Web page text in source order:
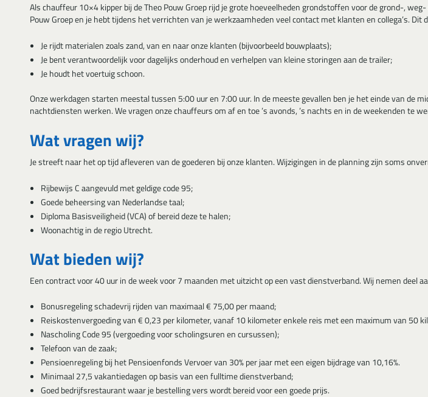
Als chauffeur 10×4 kipper bij de Theo Pouw Groep rijd je grote hoeveelheden grondstoffen voor de grond-,
Pouw Groep en je hebt tijdens het verrichten van je werkzaamheden veel contact met klanten en collega’s. Dit
Je rijdt materialen zoals zand, van en naar onze klanten (bijvoorbeeld bouwplaats);
Je bent verantwoordelijk voor dagelijks onderhoud en verhelpen van kleine storingen aan de trailer;
Je houdt het voertuig schoon.
Onze werkdagen starten meestal tussen 5:00 uur en 7:00 uur. In de meeste gevallen ben je het einde van de
nachtdiensten werken. We vragen onze chauffeurs om af en toe ’s avonds, ’s nachts en in de weekenden te
Wat vragen wij?
Je streeft naar het op tijd afleveren van de goederen bij onze klanten. Wijzigingen in de planning zijn soms
Rijbewijs C aangevuld met geldige code 95;
Goede beheersing van Nederlandse taal;
Diploma Basisveiligheid (VCA) of bereid deze te halen;
Woonachtig in de regio Utrecht.
Wat bieden wij?
Een contract voor 40 uur in de week voor 7 maanden met uitzicht op een vast dienstverband. Wij nemen deel
Bonusregeling schadevrij rijden van maximaal € 75,00 per maand;
Reiskostenvergoeding van € 0,23 per kilometer, vanaf 10 kilometer enkele reis met een maximum van 50
Nascholing Code 95 (vergoeding voor scholingsuren en cursussen);
Telefoon van de zaak;
Pensioenregeling bij het Pensioenfonds Vervoer van 30% per jaar met een eigen bijdrage van 10,16%.
Minimaal 27,5 vakantiedagen op basis van een fulltime dienstverband;
Goed bedrijfsrestaurant waar je bestelling vers wordt bereid voor een goede prijs.